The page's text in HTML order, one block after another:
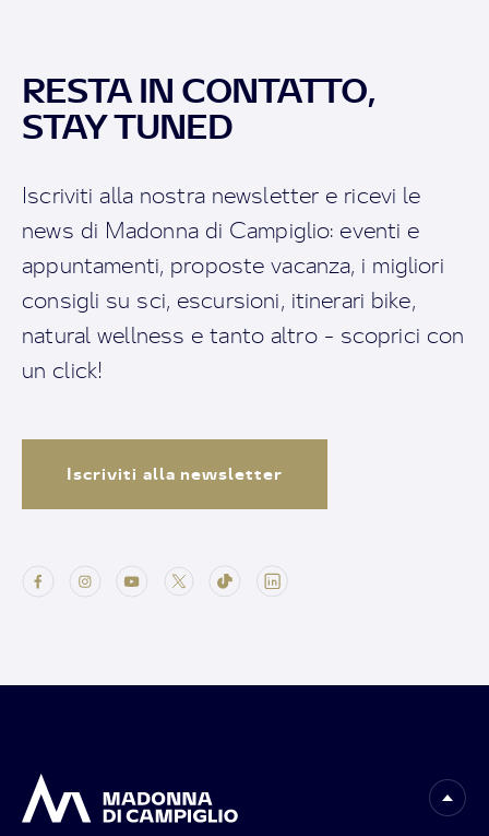
RESTA IN CONTATTO,
STAY TUNED
Iscriviti alla nostra newsletter e ricevi le
news di Madonna di Campiglio: eventi e
appuntamenti, proposte vacanza, i migliori
consigli su sci, escursioni, itinerari bike,
natural wellness e tanto altro - scoprici con
un click!
Iscriviti alla newsletter